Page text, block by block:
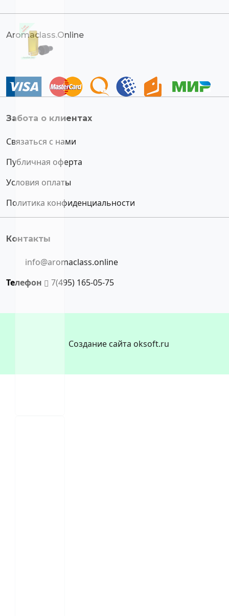
Aromaclass.Online
Забота о клиентах
Связаться с нами
Публичная оферта
Условия оплаты
Политика конфиденциальности
Контакты
info@aromaclass.online
Телефон
7(495) 165-05-75
Создание сайта oksoft.ru